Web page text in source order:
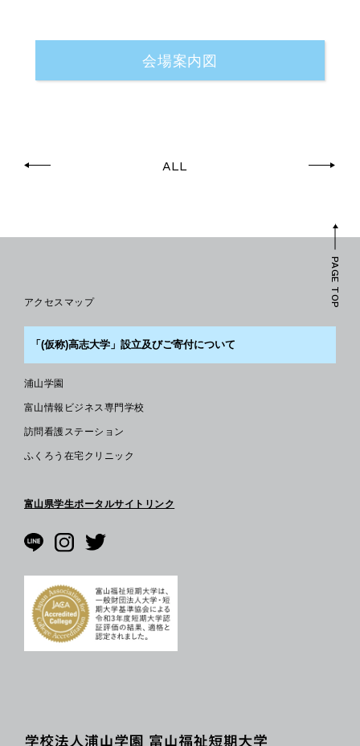
会場案内図
ALL
アクセスマップ
「(仮称)高志大学」設立及びご寄付について
浦山学園
富山情報ビジネス専門学校
訪問看護ステーション
ふくろう在宅クリニック
富山県学生ポータルサイトリンク
PAGE TOP